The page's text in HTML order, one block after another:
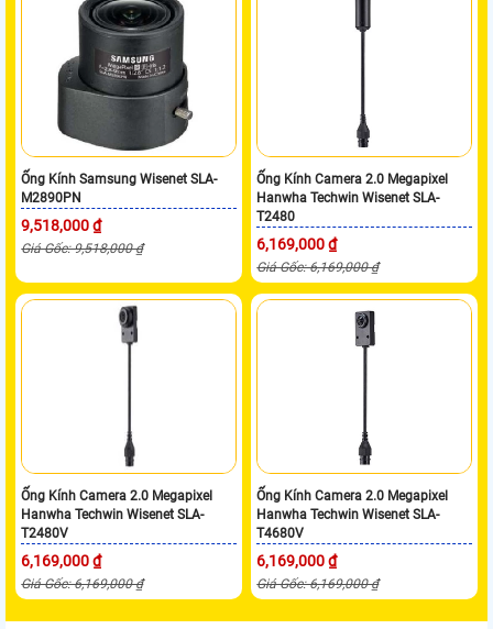
Ống Kính Samsung Wisenet SLA-
M2890PN
9,518,000 ₫
Giá Gốc: 9,518,000 ₫
Ống Kính Camera 2.0 Megapixel
Hanwha Techwin Wisenet SLA-
T2480
6,169,000 ₫
Giá Gốc: 6,169,000 ₫
Ống Kính Camera 2.0 Megapixel
Hanwha Techwin Wisenet SLA-
T2480V
6,169,000 ₫
Giá Gốc: 6,169,000 ₫
Ống Kính Camera 2.0 Megapixel
Hanwha Techwin Wisenet SLA-
T4680V
6,169,000 ₫
Giá Gốc: 6,169,000 ₫